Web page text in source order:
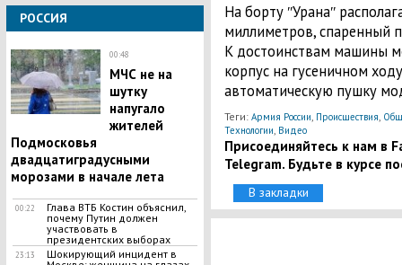
РОССИЯ
00:48
МЧС не на
шутку
напугало
жителей
Подмосковья
двадцатиградусными
морозами в начале лета
00:22
Глава ВТБ Костин объяснил,
почему Путин должен
участвовать в
президентских выборах
23:13
Шокирующий инцидент в
На борту ʺУранаʺ
миллиметров, спаренный
К достоинствам машины
корпус на гусеничном
автоматическую пушку
Теги: Армия России Происшествия
Технологии Видео
Присоединяйтесь к нам в
Telegram. Будьте в курсе
В закладки